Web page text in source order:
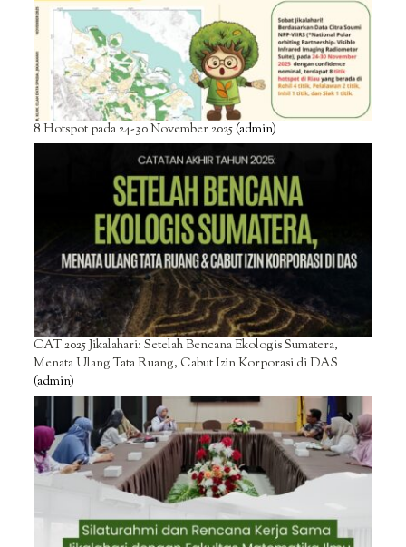
8 Hotspot pada 24-30 November 2025(admin)
CAT 2025 Jikalahari: Setelah Bencana Ekologis Sumatera,
Menata Ulang Tata Ruang, Cabut Izin Korporasi di DAS
(admin)